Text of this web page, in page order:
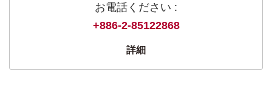
お電話ください :
+886-2-85122868
詳細